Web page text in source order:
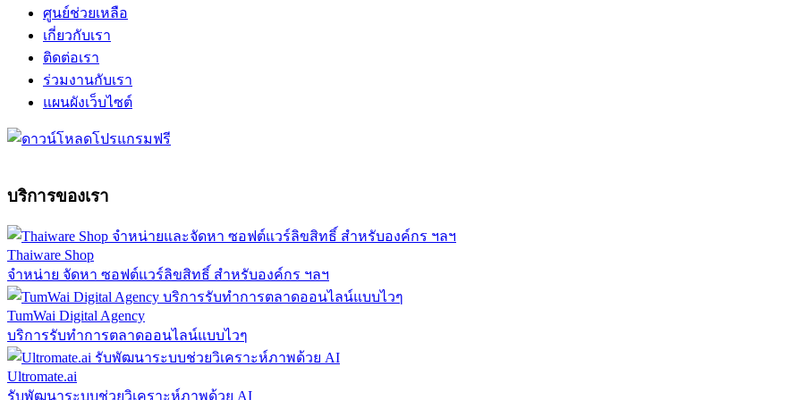
ศูนย์ช่วยเหลือ
เกี่ยวกับเรา
ติดต่อเรา
ร่วมงานกับเรา
แผนผังเว็บไซต์
บริการของเรา
Thaiware Shop
จำหน่าย จัดหา ซอฟต์แวร์ลิขสิทธิ์ สำหรับองค์กร ฯลฯ
TumWai Digital Agency
บริการรับทำการตลาดออนไลน์แบบไวๆ
Ultromate.ai
รับพัฒนาระบบช่วยวิเคราะห์ภาพด้วย AI